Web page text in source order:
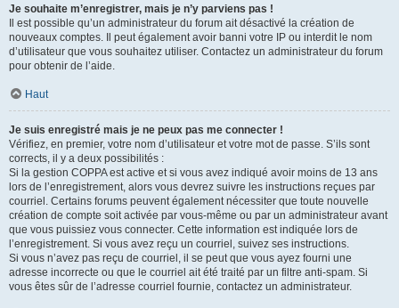
Je souhaite m’enregistrer, mais je n’y parviens pas !
Il est possible qu’un administrateur du forum ait désactivé la création de
nouveaux comptes. Il peut également avoir banni votre IP ou interdit le nom
d’utilisateur que vous souhaitez utiliser. Contactez un administrateur du forum
pour obtenir de l’aide.
Haut
Je suis enregistré mais je ne peux pas me connecter !
Vérifiez, en premier, votre nom d’utilisateur et votre mot de passe. S’ils sont
corrects, il y a deux possibilités :
Si la gestion COPPA est active et si vous avez indiqué avoir moins de 13 ans
lors de l’enregistrement, alors vous devrez suivre les instructions reçues par
courriel. Certains forums peuvent également nécessiter que toute nouvelle
création de compte soit activée par vous-même ou par un administrateur avant
que vous puissiez vous connecter. Cette information est indiquée lors de
l’enregistrement. Si vous avez reçu un courriel, suivez ses instructions.
Si vous n’avez pas reçu de courriel, il se peut que vous ayez fourni une
adresse incorrecte ou que le courriel ait été traité par un filtre anti-spam. Si
vous êtes sûr de l’adresse courriel fournie, contactez un administrateur.